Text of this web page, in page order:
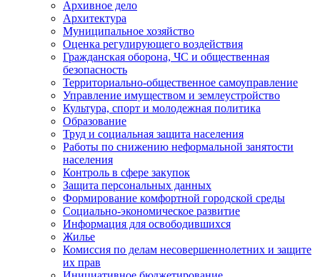
Архивное дело
Архитектура
Муниципальное хозяйство
Оценка регулирующего воздействия
Гражданская оборона, ЧС и общественная
безопасность
Территориально-общественное самоуправление
Управление имуществом и землеустройство
Культура, спорт и молодежная политика
Образование
Труд и социальная защита населения
Работы по снижению неформальной занятости
населения
Контроль в сфере закупок
Защита персональных данных
Формирование комфортной городской среды
Социально-экономическое развитие
Информация для освободившихся
Жилье
Комиссия по делам несовершеннолетних и защите
их прав